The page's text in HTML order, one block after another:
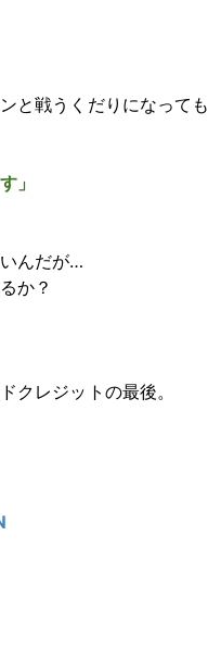
と戦うくだりになっても
」
んだが…
か？
クレジットの最後。